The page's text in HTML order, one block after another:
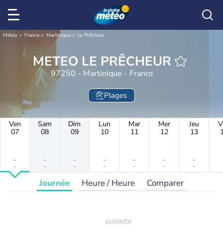
Météo France Martinique Le Prêcheur
METEO LE PRÊCHEUR
97250 - Martinique - France
Plages
Ven
07
-
-
Sam
08
-
-
Dim
09
-
-
Lun
10
-
-
Mar
11
-
-
Mer
12
-
-
Jeu
13
-
-
Journée Heure / Heure Comparer